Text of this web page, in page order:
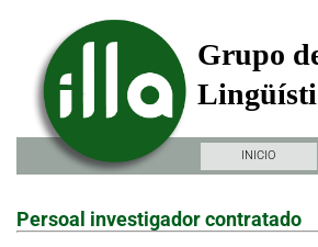
Grupo
INICIO
Persoal investigador contratado